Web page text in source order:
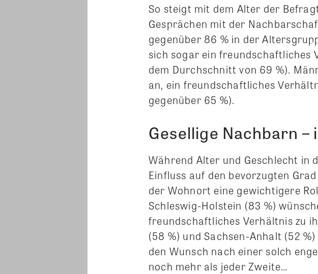
So steigt mit dem Alter der
Gesprächen mit der
gegenüber 86 % in der
sich sogar ein freundschaftliches
dem Durchschnitt von 69 %).
an, ein freundschaftliches
gegenüber 65 %).
Gesellige Nachbarn –
Während Alter und Geschlecht in
Einfluss auf den bevorzugten
der Wohnort eine gewichtigere
Schleswig-Holstein (83 %)
freundschaftliches Verhältnis zu
(58 %) und Sachsen-Anhalt (52
den Wunsch nach einer solch
noch mehr als jeder Zweite…